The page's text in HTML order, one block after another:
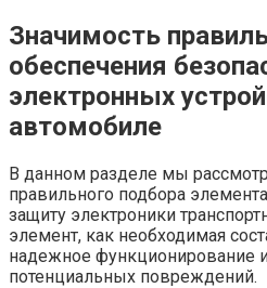
Значимость
обеспечения
электронных
автомобиле
В данном разделе мы
правильного подбора
защиту электроники
элемент, как необходимая
надежное функционирование
потенциальных повреждений.